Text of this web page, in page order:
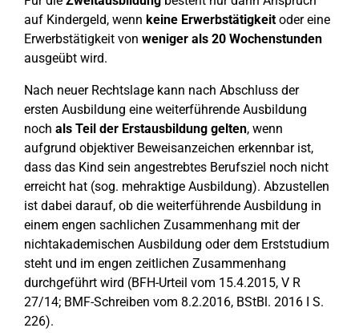
auf Kindergeld, wenn keine Erwerbstätigkeitoder eine
Erwerbstätigkeit von weniger als 20 Wochenstunden
ausgeübt wird.
Nach neuer Rechtslage kann nach Abschluss der
ersten Ausbildung eine weiterführende Ausbildung
noch als Teil der Erstausbildung gelten, wenn
aufgrund objektiver Beweisanzeichen erkennbar ist,
dass das Kind sein angestrebtes Berufsziel noch nicht
erreicht hat (sog. mehraktige Ausbildung). Abzustellen
ist dabei darauf, ob die weiterführende Ausbildung in
einem engen sachlichen Zusammenhang mit der
nichtakademischen Ausbildung oder dem Erststudium
steht und im engen zeitlichen Zusammenhang
durchgeführt wird (BFH-Urteil vom 15.4.2015, V R
27/14; BMF-Schreiben vom 8.2.2016, BStBl. 2016 I S.
226).